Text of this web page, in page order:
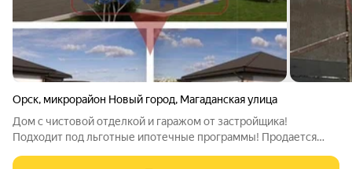
Орск, микрорайон Новый город, Магаданская улица
Дом с чистовой отделкой и гаражом от застройщика!
Подходит под льготные ипотечные программы! Продается